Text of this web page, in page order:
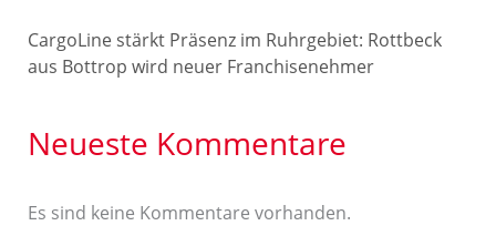
CargoLine stärkt Präsenz im Ruhrgebiet: Rottbeck
aus Bottrop wird neuer Franchisenehmer
Neueste Kommentare
Es sind keine Kommentare vorhanden.